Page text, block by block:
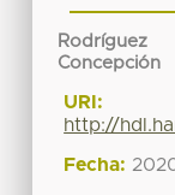
Concepción
URI:
http://
Fecha: